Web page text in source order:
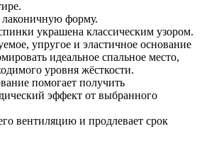
форму.
украшена классическим узором.
упругое и эластичное основание
идеальное спальное место,
уровня жёсткости.
помогает получить
эффект от выбранного
вентиляцию и продлевает срок